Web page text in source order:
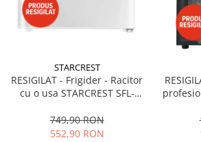
STARCREST
RESIGILAT - Frigider - Racitor
cu o usa STARCREST SFL-
92L, Iluminare interioara,H 83
cm, Alb
749,90 RON
552,90 RON